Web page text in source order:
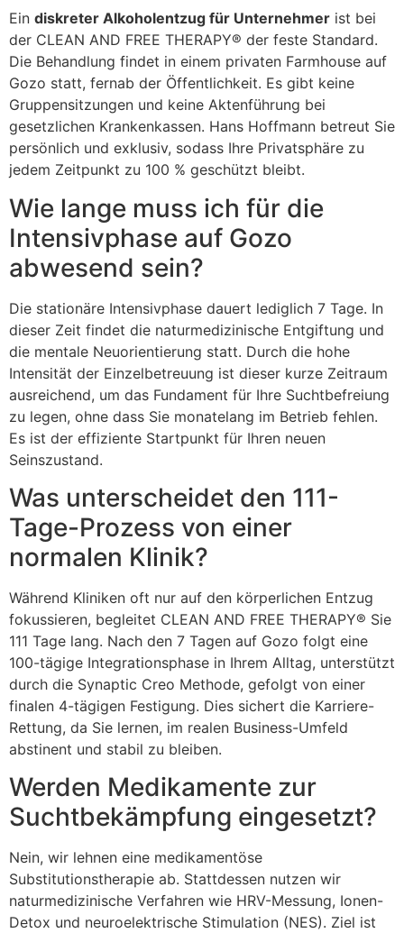
Ein diskreter Alkoholentzug für Unternehmer ist bei
der CLEAN AND FREE THERAPY® der feste Standard.
Die Behandlung findet in einem privaten Farmhouse auf
Gozo statt, fernab der Öffentlichkeit. Es gibt keine
Gruppensitzungen und keine Aktenführung bei
gesetzlichen Krankenkassen. Hans Hoffmann betreut Sie
persönlich und exklusiv, sodass Ihre Privatsphäre zu
jedem Zeitpunkt zu 100 % geschützt bleibt.
Wie lange muss ich für die
Intensivphase auf Gozo
abwesend sein?
Die stationäre Intensivphase dauert lediglich 7 Tage. In
dieser Zeit findet die naturmedizinische Entgiftung und
die mentale Neuorientierung statt. Durch die hohe
Intensität der Einzelbetreuung ist dieser kurze Zeitraum
ausreichend, um das Fundament für Ihre Suchtbefreiung
zu legen, ohne dass Sie monatelang im Betrieb fehlen.
Es ist der effiziente Startpunkt für Ihren neuen
Seinszustand.
Was unterscheidet den 111-
Tage-Prozess von einer
normalen Klinik?
Während Kliniken oft nur auf den körperlichen Entzug
fokussieren, begleitet CLEAN AND FREE THERAPY® Sie
111 Tage lang. Nach den 7 Tagen auf Gozo folgt eine
100-tägige Integrationsphase in Ihrem Alltag, unterstützt
durch die Synaptic Creo Methode, gefolgt von einer
finalen 4-tägigen Festigung. Dies sichert die Karriere-
Rettung, da Sie lernen, im realen Business-Umfeld
abstinent und stabil zu bleiben.
Werden Medikamente zur
Suchtbekämpfung eingesetzt?
Nein, wir lehnen eine medikamentöse
Substitutionstherapie ab. Stattdessen nutzen wir
naturmedizinische Verfahren wie HRV-Messung, Ionen-
Detox und neuroelektrische Stimulation (NES). Ziel ist